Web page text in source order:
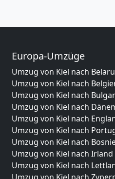
Europa-Umzüge
Umzug von Kiel nach
Umzug von Kiel nach
Umzug von Kiel nach
Umzug von Kiel nach
Umzug von Kiel nach
Umzug von Kiel nach
Umzug von Kiel nach
Umzug von Kiel nach Irland
Umzug von Kiel nach